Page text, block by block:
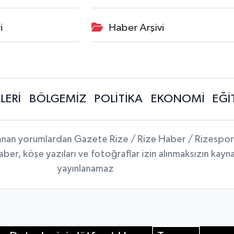
Haber Arşivi
BÖLGEMİZ POLİTİKA EKONOMİ
yorumlardan Gazete Rize / Rize Haber /
köşe yazıları ve fotoğraflar izin alınmaksızın
yayınlanamaz